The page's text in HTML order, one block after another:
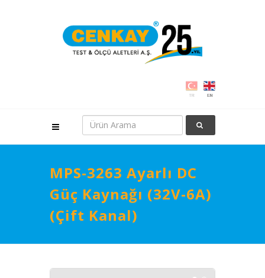
MPS-3263 Ayarlı DC
Güç Kaynağı (32V-6A)
(Çift Kanal)